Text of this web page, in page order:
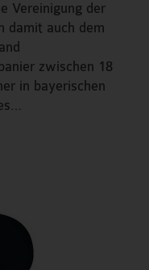
Vereinigung der
damit auch dem
zwischen 18
in bayerischen